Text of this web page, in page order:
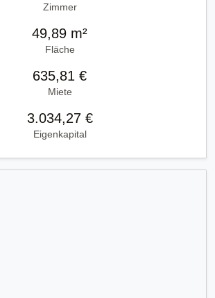
Zimmer
49,89 m²
Fläche
635,81 €
Miete
3.034,27 €
Eigenkapital